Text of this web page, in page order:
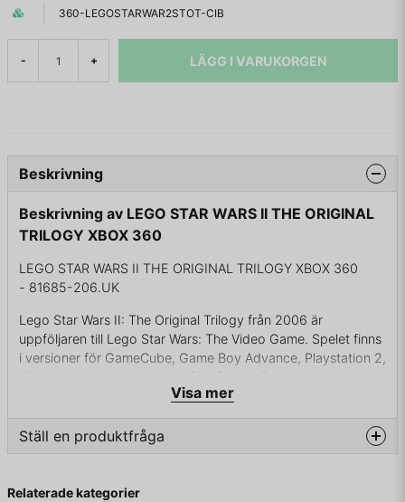
360-LEGOSTARWAR2STOT-CIB
- + LÄGG I VARUKORGEN
Beskrivning
Beskrivning av LEGO STAR WARS II THE ORIGINAL
TRILOGY XBOX 360
LEGO STAR WARS II THE ORIGINAL TRILOGY XBOX 360
- 81685-206.UK
Lego Star Wars II: The Original Trilogy från 2006 är
uppföljaren till Lego Star Wars: The Video Game. Spelet finns
i versioner för GameCube, Game Boy Advance, Playstation 2,
Xbox, Windows, Macintosh, PlayStation Portable och
Spelet är uppbyggt på liknande sätt som föregångaren men
handlingen och miljöerna har till det här spelet hämtats från
Jedins återkomst. Nya funktioner jämfört med det förra
Visa mer
Ställ en produktfråga
Fråga oss något om denna produkten...
Relaterade kategorier